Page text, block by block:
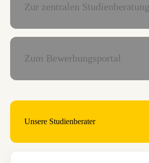
Zur zentralen Studienberatung
Zum Bewerbungsportal
Unsere Studienberater